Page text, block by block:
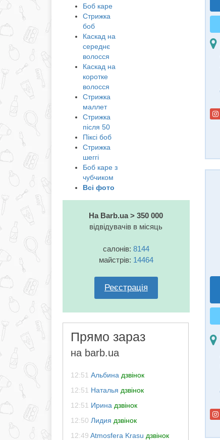
Боб каре
Стрижка
боб
Каскад на
середнє
волосся
Каскад на
коротке
волосся
Стрижка
маллет
Стрижка
після 50
Піксі боб
Стрижка
шеггі
Боб каре з
чубчиком
Всі фото
На Barb.ua > 350 000
відвідувачів в місяць
салонів: 8144
майстрів: 14464
Реєстрація
Прямо зараз
на barb.ua
12:51 Альбина дзвінок
12:51 Наталья дзвінок
12:51 Ирина дзвінок
12:50 Лидия дзвінок
12:49 Atmosfera Krasu дзвінок